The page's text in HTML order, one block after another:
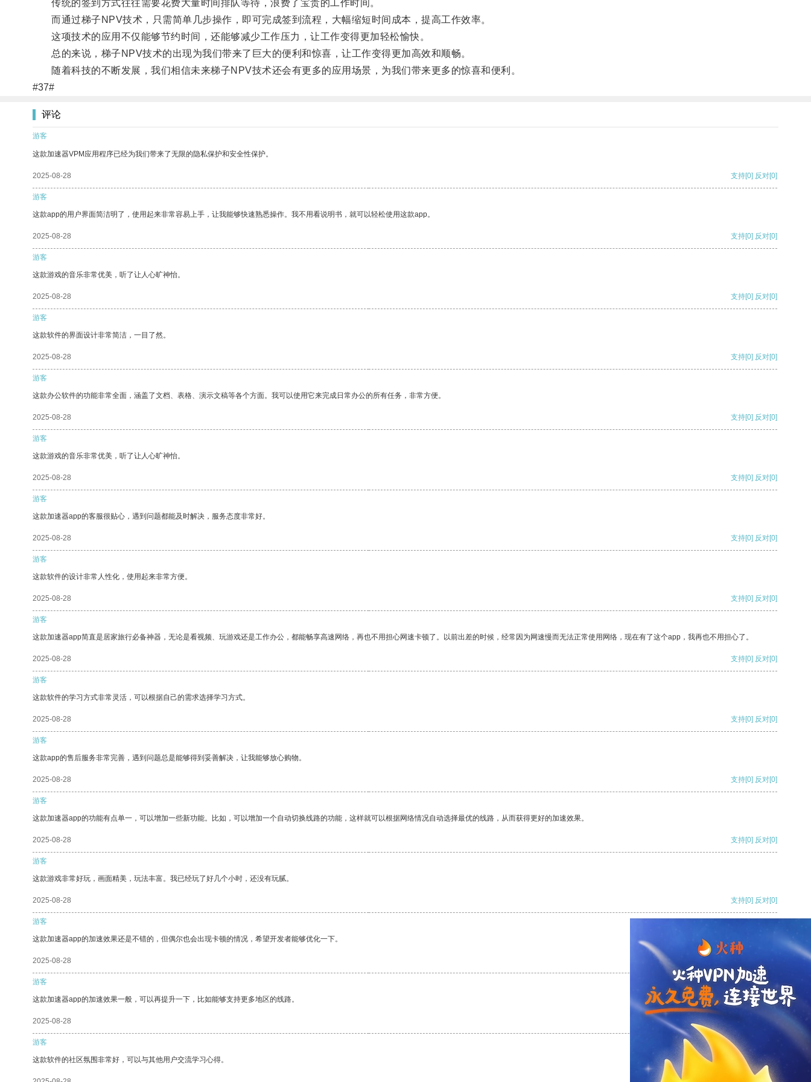
传统的签到方式往往需要花费大量时间排队等待，浪费了宝贵的工作时间。
而通过梯子NPV技术，只需简单几步操作，即可完成签到流程，大幅缩短时间成本，提高工作效率。
这项技术的应用不仅能够节约时间，还能够减少工作压力，让工作变得更加轻松愉快。
总的来说，梯子NPV技术的出现为我们带来了巨大的便利和惊喜，让工作变得更加高效和顺畅。
随着科技的不断发展，我们相信未来梯子NPV技术还会有更多的应用场景，为我们带来更多的惊喜和便利。
#37#
评论
游客
这款加速器VPM应用程序已经为我们带来了无限的隐私保护和安全性保护。
2025-08-28 支持[0] 反对[0]
游客
这款app的用户界面简洁明了，使用起来非常容易上手，让我能够快速熟悉操作。我不用看说明书，就可以轻松使用这款app。
2025-08-28 支持[0] 反对[0]
游客
这款游戏的音乐非常优美，听了让人心旷神怡。
2025-08-28 支持[0] 反对[0]
游客
这款软件的界面设计非常简洁，一目了然。
2025-08-28 支持[0] 反对[0]
游客
这款办公软件的功能非常全面，涵盖了文档、表格、演示文稿等各个方面。我可以使用它来完成日常办公的所有任务，非常方便。
2025-08-28 支持[0] 反对[0]
游客
这款游戏的音乐非常优美，听了让人心旷神怡。
2025-08-28 支持[0] 反对[0]
游客
这款加速器app的客服很贴心，遇到问题都能及时解决，服务态度非常好。
2025-08-28 支持[0] 反对[0]
游客
这款软件的设计非常人性化，使用起来非常方便。
2025-08-28 支持[0] 反对[0]
游客
这款加速器app简直是居家旅行必备神器，无论是看视频、玩游戏还是工作办公，都能畅享高速网络，再也不用担心网速卡顿了。以前出差的时候，经常因为网速慢而无法正常使用网络，现在有了这个app，我再也不用担心了。
2025-08-28 支持[0] 反对[0]
游客
这款软件的学习方式非常灵活，可以根据自己的需求选择学习方式。
2025-08-28 支持[0] 反对[0]
游客
这款app的售后服务非常完善，遇到问题总是能够得到妥善解决，让我能够放心购物。
2025-08-28 支持[0] 反对[0]
游客
这款加速器app的功能有点单一，可以增加一些新功能。比如，可以增加一个自动切换线路的功能，这样就可以根据网络情况自动选择最优的线路，从而获得更好的加速效果。
2025-08-28 支持[0] 反对[0]
游客
这款游戏非常好玩，画面精美，玩法丰富。我已经玩了好几个小时，还没有玩腻。
2025-08-28 支持[0] 反对[0]
游客
这款加速器app的加速效果还是不错的，但偶尔也会出现卡顿的情况，希望开发者能够优化一下。
2025-08-28
游客
这款加速器app的加速效果一般，可以再提升一下，比如能够支持更多地区的线路。
2025-08-28 反对
游客
这款软件的社区氛围非常好，可以与其他用户交流学习心得。